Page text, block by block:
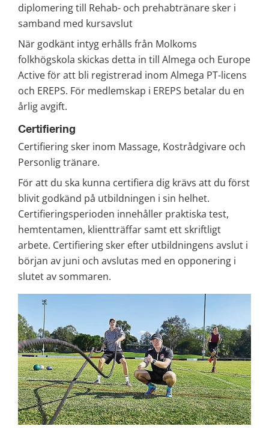
diplomering till Rehab- och prehabtränare sker i
samband med kursavslut
När godkänt intyg erhålls från Molkoms
folkhögskola skickas detta in till Almega och Europe
Active för att bli registrerad inom Almega PT-licens
och EREPS. För medlemskap i EREPS betalar du en
årlig avgift.
Certifiering
Certifiering sker inom Massage, Kostrådgivare och
Personlig tränare.
För att du ska kunna certifiera dig krävs att du först
blivit godkänd på utbildningen i sin helhet.
Certifieringsperioden innehåller praktiska test,
hemtentamen, klientträffar samt ett skriftligt
arbete. Certifiering sker efter utbildningens avslut i
början av juni och avslutas med en opponering i
slutet av sommaren.